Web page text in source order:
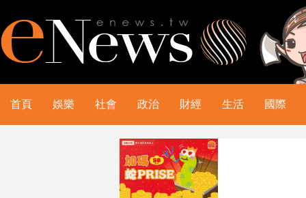
首頁 娛樂 社會 政治 財經 生活 國際